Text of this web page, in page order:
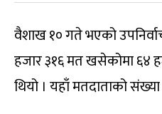
वैशाख १० गते भएको
हजार ३१६ मत खसेकोमा ६४
थियो । यहाँ मतदाताको